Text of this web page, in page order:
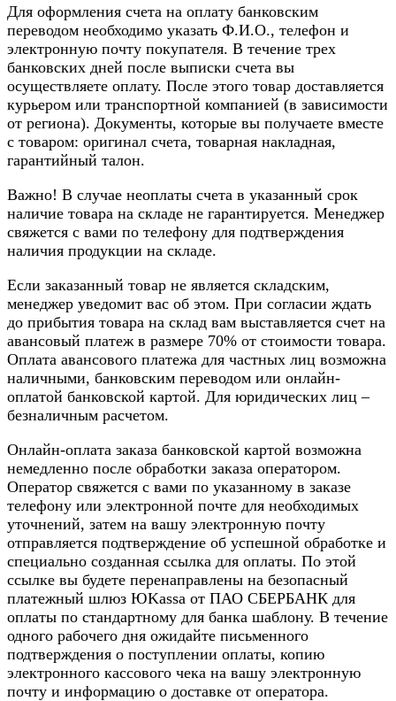
Для оформления счета на оплату банковским
переводом необходимо указать Ф.И.О., телефон и
электронную почту покупателя. В течение трех
банковских дней после выписки счета вы
осуществляете оплату. После этого товар доставляется
курьером или транспортной компанией (в зависимости
от региона). Документы, которые вы получаете вместе
с товаром: оригинал счета, товарная накладная,
гарантийный талон.
Важно! В случае неоплаты счета в указанный срок
наличие товара на складе не гарантируется. Менеджер
свяжется с вами по телефону для подтверждения
наличия продукции на складе.
Если заказанный товар не является складским,
менеджер уведомит вас об этом. При согласии ждать
до прибытия товара на склад вам выставляется счет на
авансовый платеж в размере 70% от стоимости товара.
Оплата авансового платежа для частных лиц возможна
наличными, банковским переводом или онлайн-
оплатой банковской картой. Для юридических лиц –
безналичным расчетом.
Онлайн-оплата заказа банковской картой возможна
немедленно после обработки заказа оператором.
Оператор свяжется с вами по указанному в заказе
телефону или электронной почте для необходимых
уточнений, затем на вашу электронную почту
отправляется подтверждение об успешной обработке и
специально созданная ссылка для оплаты. По этой
ссылке вы будете перенаправлены на безопасный
платежный шлюз ЮKassa от ПАО СБЕРБАНК для
оплаты по стандартному для банка шаблону. В течение
одного рабочего дня ожидайте письменного
подтверждения о поступлении оплаты, копию
электронного кассового чека на вашу электронную
почту и информацию о доставке от оператора.